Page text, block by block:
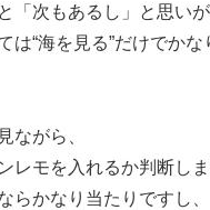
「次もあるし」と思いが
は“海を見る”だけでか
ながら、
レモを入れるか判断しま
らかなり当たりですし、